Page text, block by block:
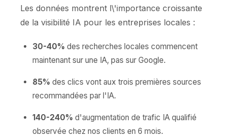
Les données montrent l\'importance croissante
de la visibilité IA pour les entreprises locales :
30-40% des recherches locales commencent
maintenant sur une IA, pas sur Google.
85% des clics vont aux trois premières sources
recommandées par l'IA.
140-240% d'augmentation de trafic IA qualifié
observée chez nos clients en 6 mois.